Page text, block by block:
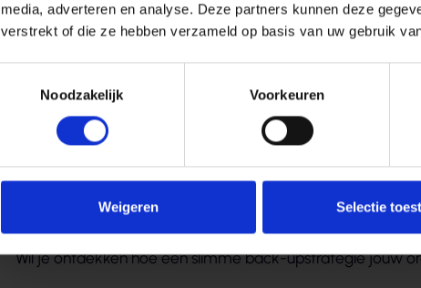
media, adverteren en analyse. Deze partners kunnen deze
verstrekt of die ze hebben verzameld op basis van uw gebruik
Noodzakelijk
Voorkeuren
Weigeren Selectie
Ook gebruik
upstrategie?
hun processen en compliance-eisen. Zo ben je altijd
Wil je ontdekken hoe een slimme back-upstrategie jouw